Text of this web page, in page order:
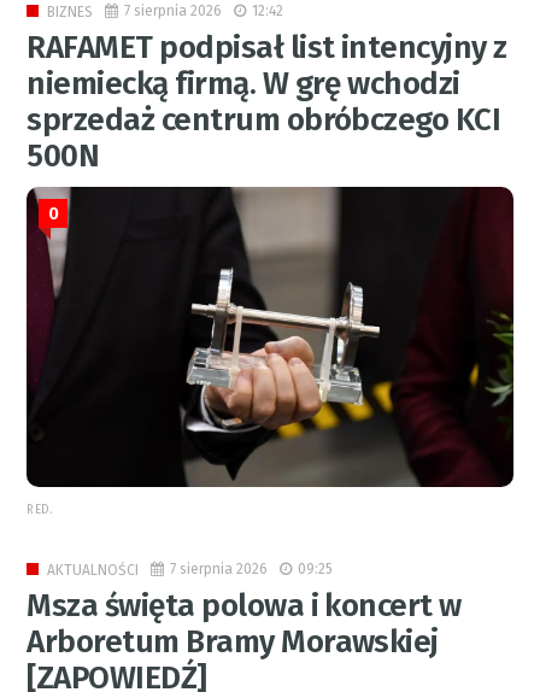
BIZNES 7 sierpnia 2026 12:42
RAFAMET podpisał list intencyjny z
niemiecką firmą. W grę wchodzi
sprzedaż centrum obróbczego KCI
500N
0
RED.
AKTUALNOŚCI 7 sierpnia 2026 09:25
Msza święta polowa i koncert w
Arboretum Bramy Morawskiej
[ZAPOWIEDŹ]